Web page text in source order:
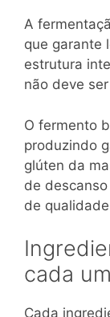
A
que garante
estrutura
não deve
O fermento
produzindo
glúten da
de
de
cada um
Cada